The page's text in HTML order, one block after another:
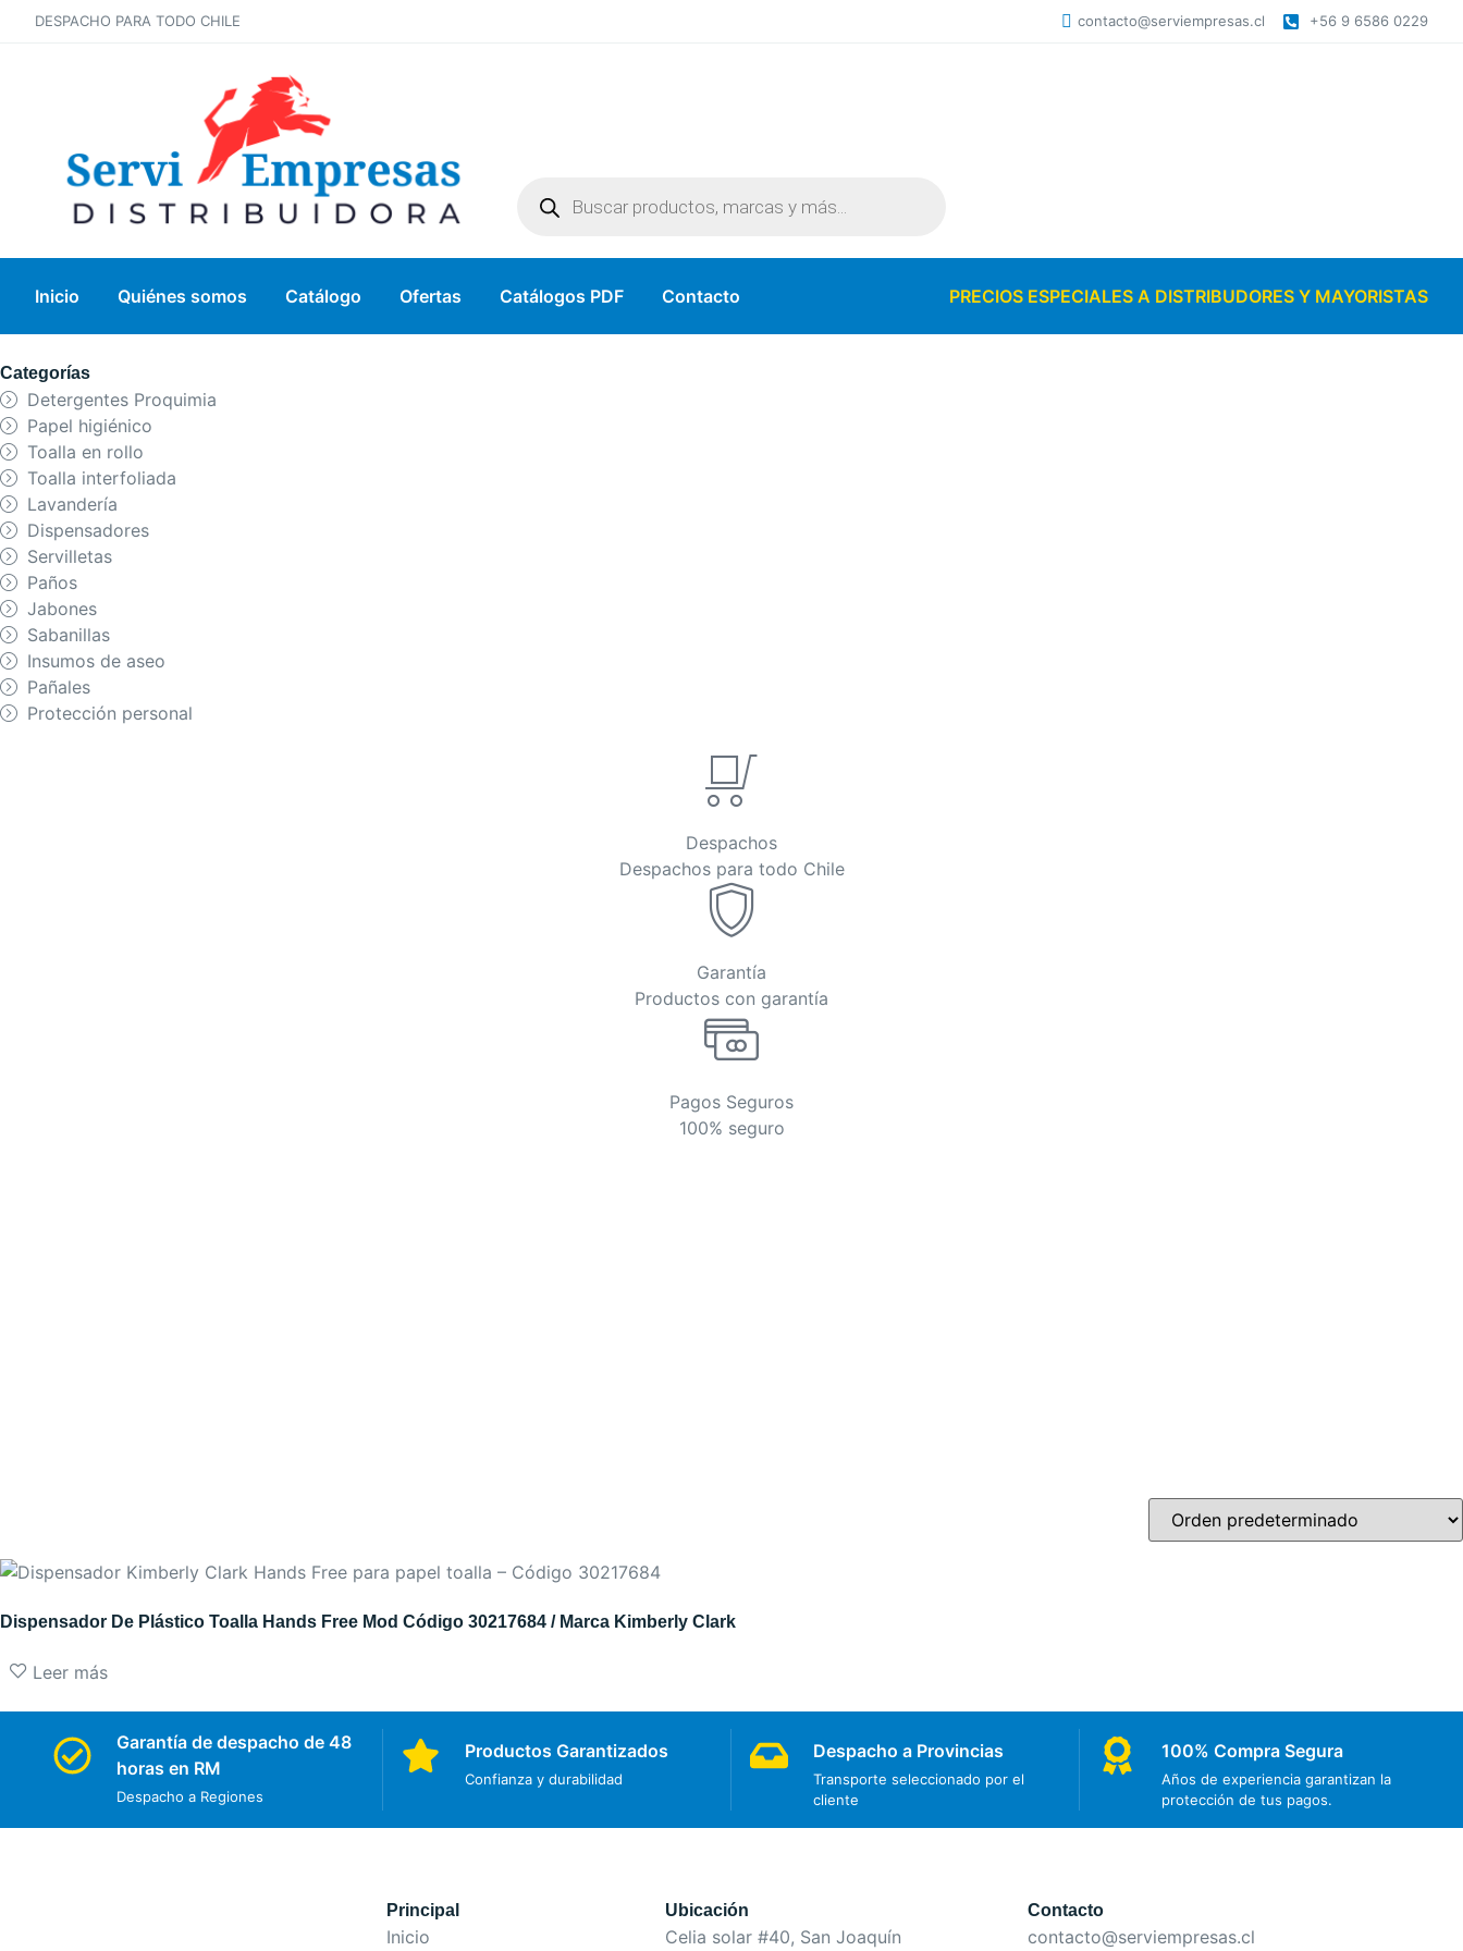
DESPACHO PARA TODO CHILE contacto@serviempresas.cl +56 9 6586 0229
Inicio Quiénes somos Catálogo Ofertas Catálogos PDF Contacto PRECIOS ESPECIALES A DISTRIBUDORES Y MAYORISTAS
Categorías
Detergentes Proquimia
Papel higiénico
Toalla en rollo
Toalla interfoliada
Lavandería
Dispensadores
Servilletas
Paños
Jabones
Sabanillas
Insumos de aseo
Pañales
Protección personal
Despachos
Despachos para todo Chile
Garantía
Productos con garantía
Pagos Seguros
100% seguro
Dispensador De Plástico Toalla Hands Free Mod Código 30217684 / Marca Kimberly Clark
Leer más
Garantía de despacho de 48
horas en RM
Despacho a Regiones
Productos Garantizados
Confianza y durabilidad
Despacho a Provincias
Transporte seleccionado por el
cliente
100% Compra Segura
Años de experiencia garantizan la
protección de tus pagos.
Principal
Inicio
Ubicación
Celia solar #40, San Joaquín
Contacto
contacto@serviempresas.cl